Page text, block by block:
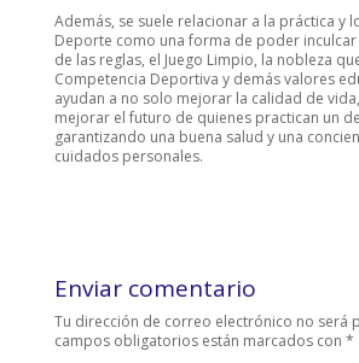
Además, se suele relacionar a la práctica y
Deporte como una forma de poder
de las reglas, el Juego Limpio, la nobleza
Competencia Deportiva y demás valores
ayudan a no solo mejorar la calidad de
mejorar el futuro de quienes practican un
garantizando una buena salud y una
cuidados personales.
Enviar comentario
Tu dirección de correo electrónico no será
campos obligatorios están marcados con *